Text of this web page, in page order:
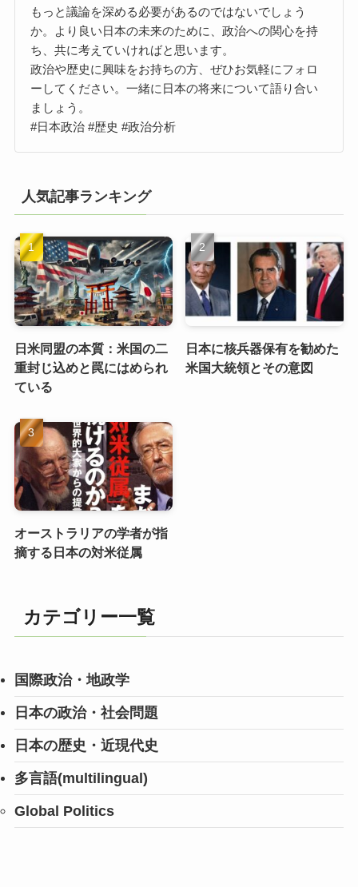
もっと議論を深める必要があるのではないでしょう
か。より良い日本の未来のために、政治への関心を持
ち、共に考えていければと思います。
政治や歴史に興味をお持ちの方、ぜひお気軽にフォロ
ーしてください。一緒に日本の将来について語り合い
ましょう。
#日本政治 #歴史 #政治分析
人気記事ランキング
日米同盟の本質：米国の二
重封じ込めと罠にはめられ
ている
日本に核兵器保有を勧めた
米国大統領とその意図
オーストラリアの学者が指
摘する日本の対米従属
カテゴリー一覧
国際政治・地政学
日本の政治・社会問題
日本の歴史・近現代史
多言語(multilingual)
Global Politics